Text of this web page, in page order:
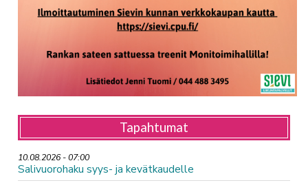
Tapahtumat
10.08.2026 - 07:00
Salivuorohaku syys- ja kevätkaudelle